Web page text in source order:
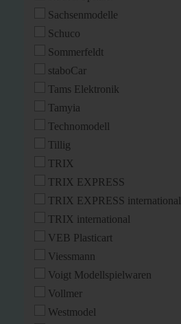
Sachsenmodelle
Schuco
Sommerfeldt
staboCar
Tams Elektronik
Tamyia
Technomodell
Tillig
TRIX
TRIX EXPRESS
TRIX EXPRESS international
TRIX international
VEB Plasticart
Viessmann
Voigt Modellspielwaren
Vollmer
Westmodel